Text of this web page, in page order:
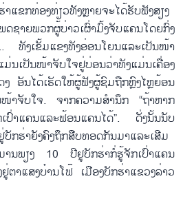
ແຂກທ່ອງທ່ຽວທັງຫຼາຍຈະໄດ້ຮັບຟັງສຽງ
ຊາຍພວກຜູ້ບ່າວເຜົ່າມົ້ງຈັບແຄນໂດຍກົ່ງ
ງເຂັ້ມແຂງທັງອ່ອນໂຍນແລະເປັນໜ້າ
ເປັນໜ້າຈັບໃຈຢູ່ບ່ອນວ່າທັງແມ່ນເຄື່ອງ
ອັນໄດ້ເຮັດໃຫ້ຜູ້ຟັງຜູ້ຊົມຖືກຫຼົງໄຫຼຍ້ອນ
ໜ້າຈັບໃຈ. ຈາກຄວາມສຳນຶກ “ຖ້າຫາກ
ເປົ່າແຄນແລະຟ້ອນແຄນໄດ້”. ດັ່ງນັ້ນນັບ
ບັກຮ່າຍັງຄົງຖຶກສືບທອດກັນມາແລະເສີມ
ານພຽງ 10 ປີຢູບັກຮ່າກໍ່ຮູ້ຈັກເປົ່າແຄນ
າແສງບ໋ານໂຟ໊ ເມືອງບັກຮ່າແຂວງລ່າວ